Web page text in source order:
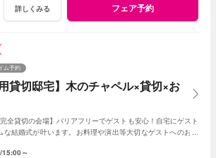
詳しくみる フェア予約
貸切邸宅】木のチャペル×貸切×お
ム予約
全貸切の会場】バリアフリーでゲストも安心！自宅にゲスト
結婚式が叶います。お料理や演出等大切なゲストへのおも
15:00～